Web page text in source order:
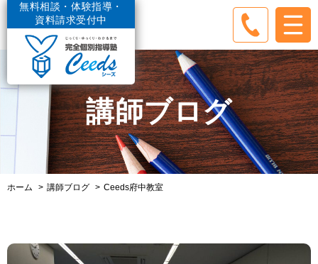
無料相談・体験指導・
資料請求受付中
講師ブログ
ホーム 講師ブログ Ceeds府中教室